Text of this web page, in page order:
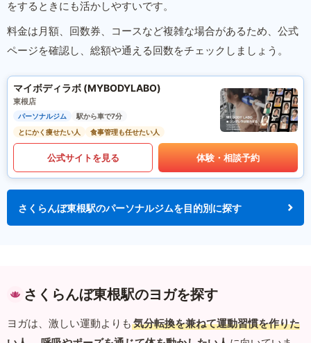
をするときにも活かしやすいです。
料金は月額、回数券、コースなど複雑な場合があるため、公式
ページを確認し、総額や通える回数をチェックしましょう。
マイボディラボ (MYBODYLABO)
東根店
パーソナルジム
駅から車で7分
とにかく痩せたい人
食事管理も任せたい人
公式サイトを見る 体験・相談予約
さくらんぼ東根駅のパーソナルジムを目的別に探す
さくらんぼ東根駅のヨガを探す
ヨガは、激しい運動よりも 気分転換を兼ねて運動習慣を作りた